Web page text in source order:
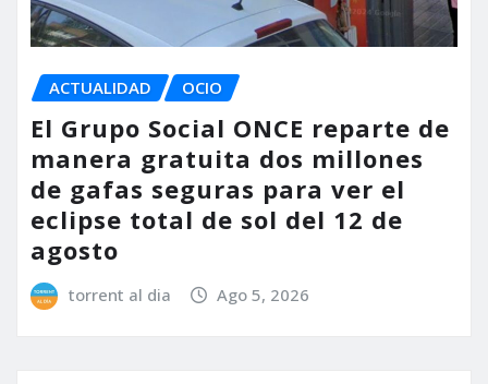
ACTUALIDAD OCIO
El Grupo Social ONCE reparte de
manera gratuita dos millones
de gafas seguras para ver el
eclipse total de sol del 12 de
agosto
torrent al dia Ago 5, 2026